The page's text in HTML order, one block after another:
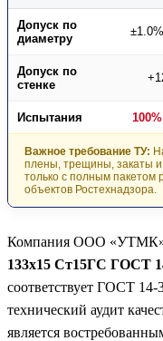
Допуск по
диаметру
Допуск по
стенке
Испытания
Важное требование ТУ:
плены, трещины, закаты
только с полным пакетом
объектов Ростехнадзора.
Компания ООО «УТМК»
133х15 Ст15ГС ГОСТ
соответствует ГОСТ
технический аудит
является